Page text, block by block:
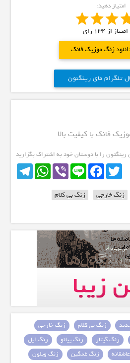
امتیاز دهید:
امتیاز از134 رای
زنگ موزیک فانک
تلگرام مای رینگتون
فانک با کیفیت بالا
رینگتون را با دوستان خود به اشتراک بگزارید
TelegramWhatsApp Viber Line
FacebookTwitter
زنگ خارجی
زنگ بی کلام
زنگ بی کلام
زنگ خارجی
زنگ گیتار زنگ پیانو
زنگ اپل
زنگ غمگین
زنگ ویلون